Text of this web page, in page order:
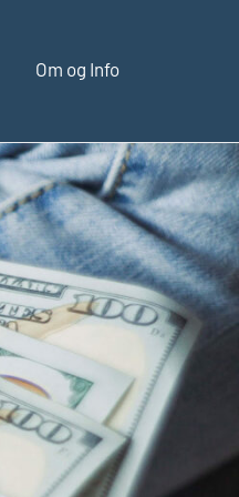
Om og Info